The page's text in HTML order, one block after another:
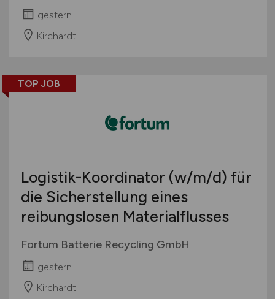
gestern
Kirchardt
TOP JOB
Logistik-Koordinator (w/m/d) für
die Sicherstellung eines
reibungslosen Materialflusses
Fortum Batterie Recycling GmbH
gestern
Kirchardt